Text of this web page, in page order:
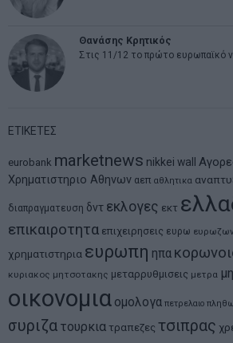
Θανάσης Κρητικός
Στις 11/12 το πρώτο ευρωπαϊκό
ΕΤΙΚΕΤΕΣ
eurobank marketnews nikkei wall
Χρηματιστηριο Αθηνων αεπ αθλητικα
διαπραγματευση δντ εκλογες εκτ
επικαιροτητα επιχειρησεις ευρω
χρηματιστηρια ευρωπη ηπα
κυριακος μητσοτακης μεταρρυθμισεις μετρα
οικονομια ομολογα πετρελαιο
συριζα τουρκια τραπεζες τσιπρας